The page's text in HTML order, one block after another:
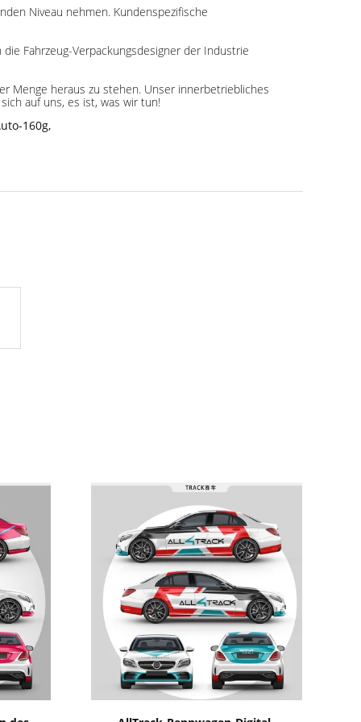
Niveau nehmen. Kundenspezifische
Fahrzeug-Verpackungsdesigner der Industrie
Menge heraus zu stehen. Unser innerbetriebliches
auf uns, es ist, was wir tun!
160g,